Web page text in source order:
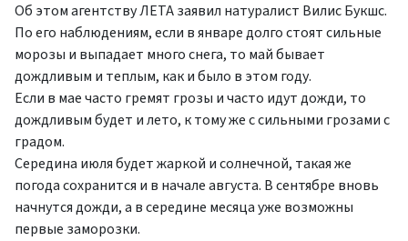
Об этом агентству ЛЕТА заявил натуралист Вилис Букшс.
По его наблюдениям, если в январе долго стоят сильные
морозы и выпадает много снега, то май бывает
дождливым и теплым, как и было в этом году.
Если в мае часто гремят грозы и часто идут дожди, то
дождливым будет и лето, к тому же с сильными грозами с
градом.
Середина июля будет жаркой и солнечной, такая же
погода сохранится и в начале августа. В сентябре вновь
начнутся дожди, а в середине месяца уже возможны
первые заморозки.